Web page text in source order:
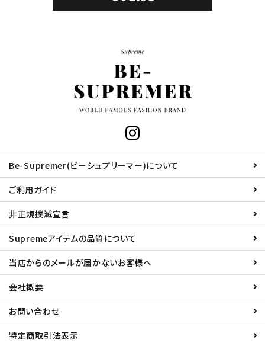
Be-Supremer(ビーシュプリーマー)について
ご利用ガイド
非正規撲滅宣言
Supremeアイテムの品質について
当店からのメールが届かないお客様へ
会社概要
お問い合わせ
特定商取引法表示